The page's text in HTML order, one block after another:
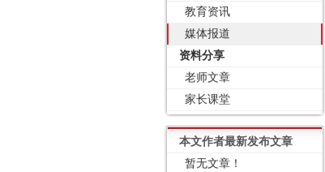
教育资讯
媒体报道
资料分享
老师文章
家长课堂
本文作者最新发布文章
暂无文章！